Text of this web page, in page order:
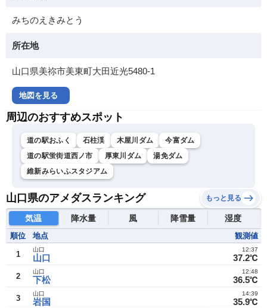
みちのえきみとう
所在地
山口県美祢市美東町大田近光5480-1
地図を見る
周辺のおすすめスポット
道の駅おふく 石柱渓 木屋川ダム
今富ダム
道の駅蛍街道西ノ市
厚東川ダム
湯免ダム
維新みらいふスタジアム
山口県のアメダスランキング もっと見る
気温 降水量 風 降雪量 湿度
順位 地点 観測値
1 山口
山口
37.2℃
12:37
2 下松
山口
36.5℃
12:48
3 岩国
山口
35.9℃
14:39